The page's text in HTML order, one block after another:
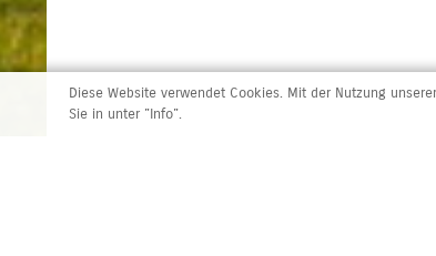
Diese Website verwendet Cookies. Mit der Nutzung
Sie in unter "Info".